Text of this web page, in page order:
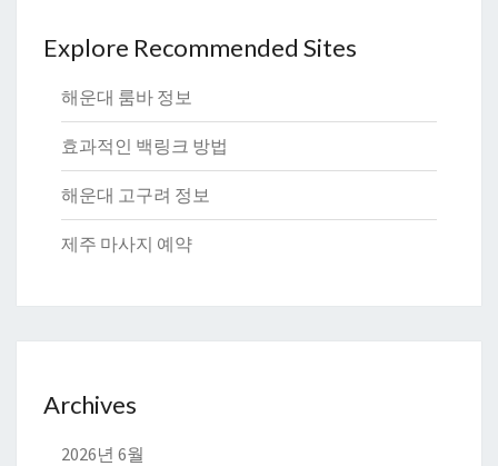
Explore Recommended Sites
해운대 룸바 정보
효과적인 백링크 방법
해운대 고구려 정보
제주 마사지 예약
Archives
2026년 6월